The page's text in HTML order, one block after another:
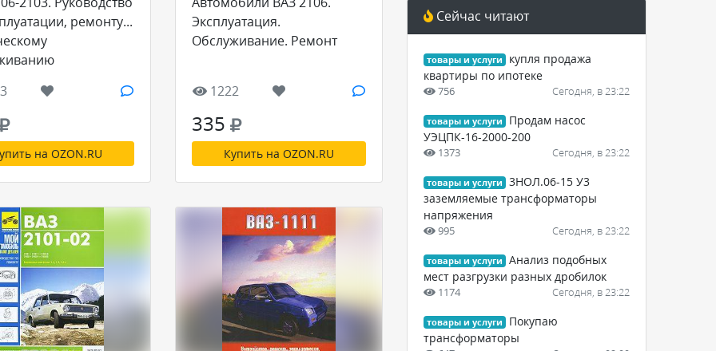
ремонту и
на OZON.RU
Эксплуатация.
Обслуживание. Ремонт
1222
335
Купить на OZON.RU
Сейчас читают
товары и услуги
купля продажа
квартиры по ипотеке
756 Сегодня, в 23:22
товары и услуги
Продам насос
УЭЦПК-16-2000-200
1373 Сегодня, в 23:22
товары и услуги
3НОЛ.06-15 У3
заземляемые трансформаторы
напряжения
995 Сегодня, в 23:22
товары и услуги
Анализ подобных
мест разгрузки разных дробилок
1174 Сегодня, в 23:22
товары и услуги
Покупаю
трансформаторы